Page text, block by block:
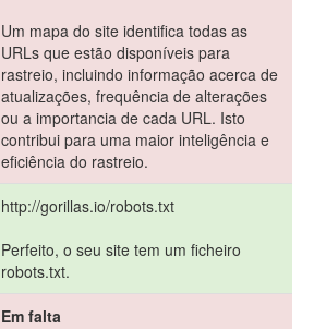
Um mapa do site identifica todas as
URLs que estão disponíveis para
rastreio, incluindo informação acerca de
atualizações, frequência de alterações
ou a importancia de cada URL. Isto
contribui para uma maior inteligência e
eficiência do rastreio.
http://gorillas.io/robots.txt
Perfeito, o seu site tem um ficheiro
robots.txt.
Em falta